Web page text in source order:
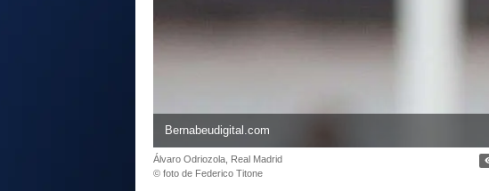
Bernabeudigital.com
Álvaro Odriozola, Real Madrid
© foto de Federico Titone